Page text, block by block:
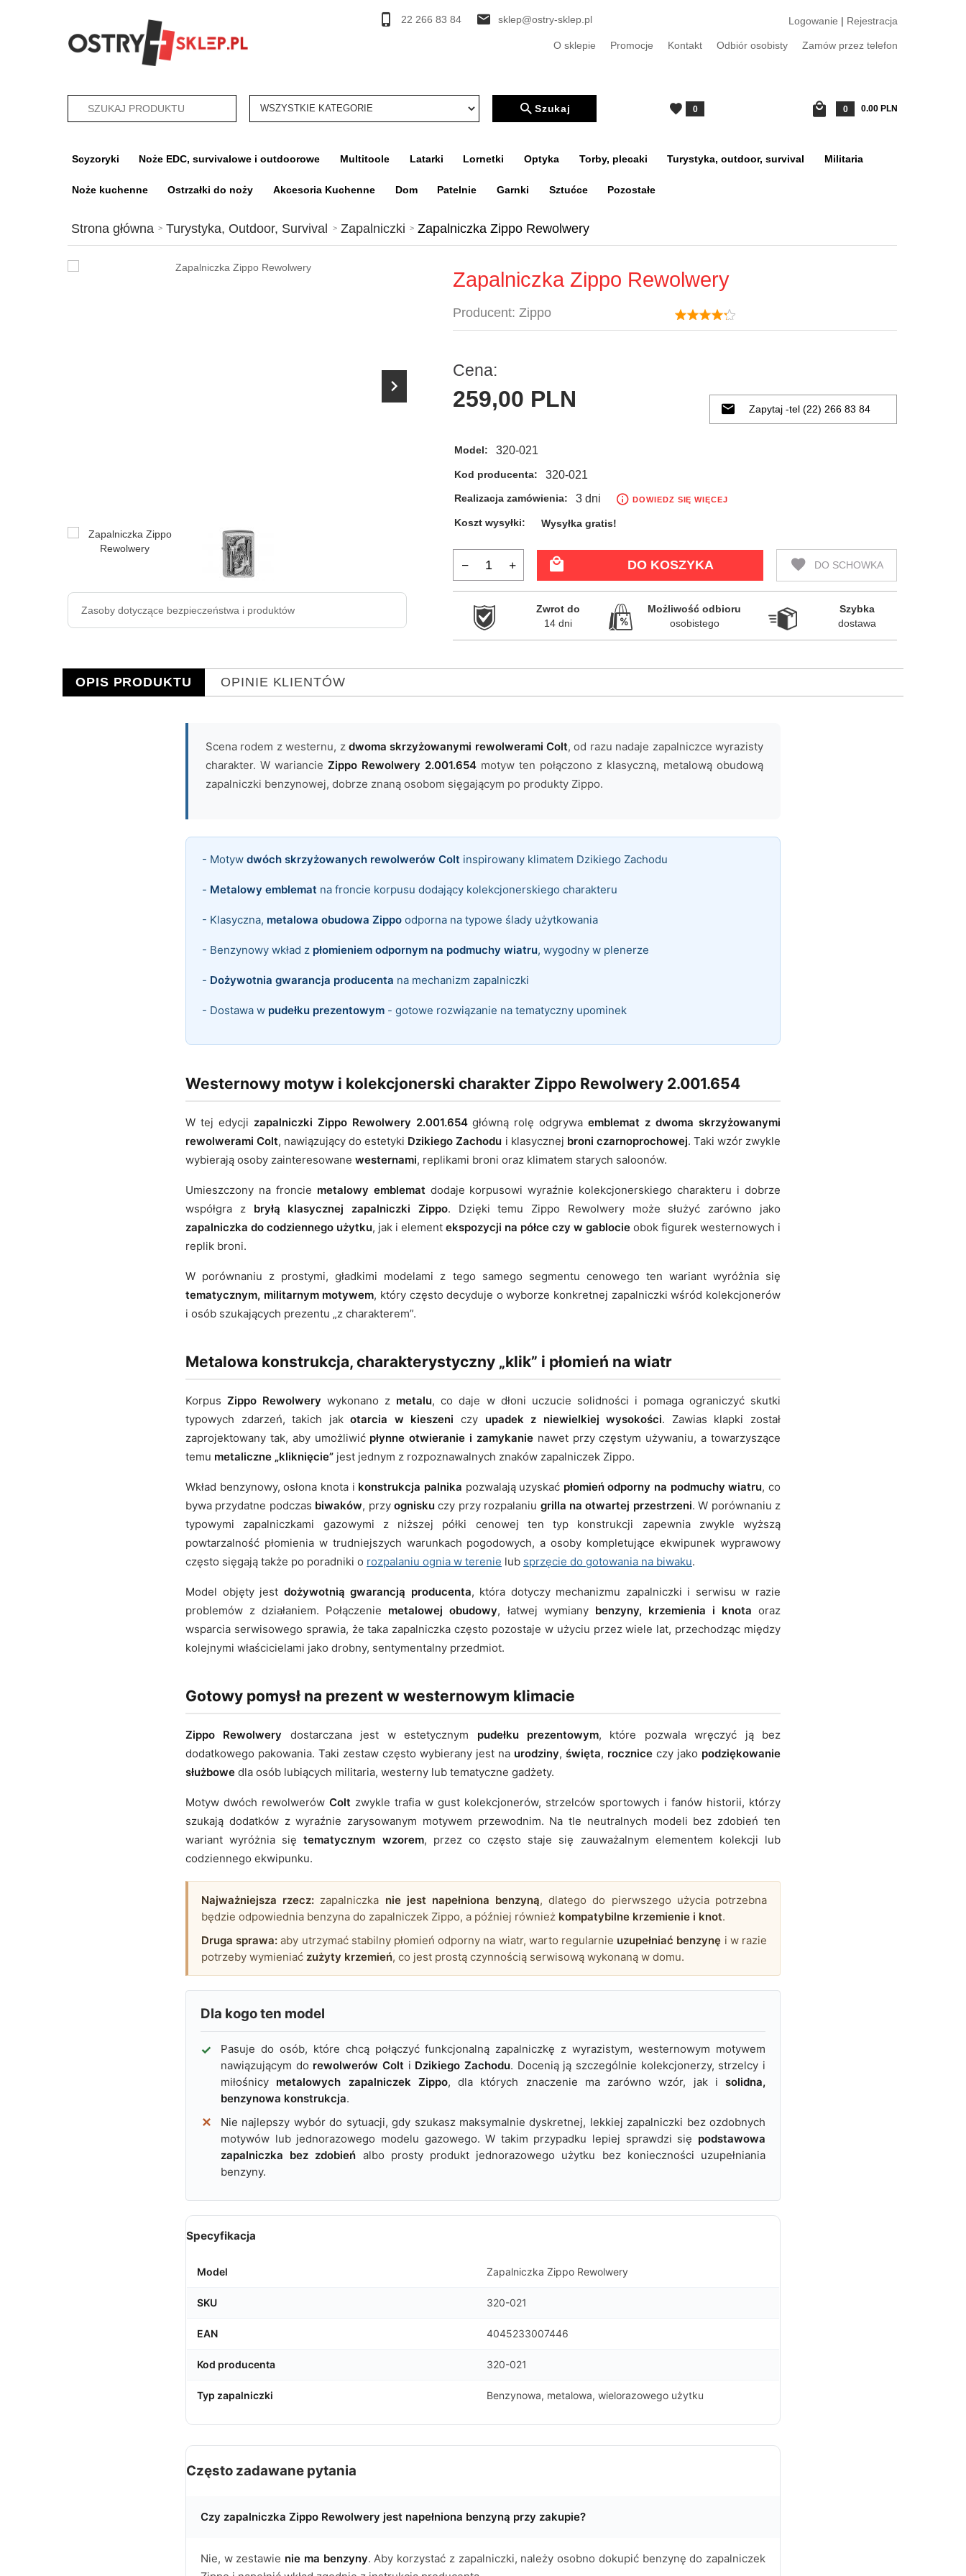
22 266 83 84 sklep@ostry-sklep.pl Logowanie | Rejestracja
O sklepie Promocje Kontakt Odbiór osobisty Zamów przez telefon
categories_searcher Szukaj 0 0.00PLN
Scyzoryki Noże EDC, survivalowe i outdoorowe Multitoole Latarki Lornetki Optyka Torby, plecaki Turystyka, outdoor, survival Militaria
Noże kuchenne Ostrzałki do noży Akcesoria Kuchenne Dom Patelnie Garnki Sztućce Pozostałe
Strona główna Turystyka, Outdoor, Survival Zapalniczki Zapalniczka Zippo Rewolwery
Zasoby dotyczące bezpieczeństwa i produktów
Zapalniczka Zippo Rewolwery
Producent:Zippo
Cena:
259,00 PLN Zapytaj -tel (22) 266 83 84
Model: 320-021
Kod producenta: 320-021
Realizacja zamówienia: 3 dni DOWIEDZ SIĘ WIĘCEJ
Koszt wysyłki: Wysyłka gratis!
DO KOSZYKA DO SCHOWKA
Zwrot do
14 dni
Możliwość odbioru
osobistego
Szybka
dostawa
OPIS PRODUKTU OPINIE KLIENTÓW
Scena rodem z westernu, z dwoma skrzyżowanymi rewolwerami Colt, od razu nadaje zapalniczce wyrazisty
charakter. W wariancie Zippo Rewolwery 2.001.654 motyw ten połączono z klasyczną, metalową obudową
zapalniczki benzynowej, dobrze znaną osobom sięgającym po produkty Zippo.
- Motyw dwóch skrzyżowanych rewolwerów Colt inspirowany klimatem Dzikiego Zachodu
- Metalowy emblemat na froncie korpusu dodający kolekcjonerskiego charakteru
- Klasyczna, metalowa obudowa Zippo odporna na typowe ślady użytkowania
- Benzynowy wkład z płomieniem odpornym na podmuchy wiatru, wygodny w plenerze
- Dożywotnia gwarancja producenta na mechanizm zapalniczki
- Dostawa w pudełku prezentowym - gotowe rozwiązanie na tematyczny upominek
Westernowy motyw i kolekcjonerski charakter Zippo Rewolwery 2.001.654
W tej edycji zapalniczki Zippo Rewolwery 2.001.654główną rolę odgrywaemblemat z dwoma skrzyżowanymi
rewolwerami Colt, nawiązujący do estetyki Dzikiego Zachodu i klasycznej broni czarnoprochowej. Taki wzór zwykle
wybierają osoby zainteresowane westernami, replikami broni oraz klimatem starych saloonów.
Umieszczony na froncie metalowy emblematdodaje korpusowi wyraźnie kolekcjonerskiego charakteru i dobrze
współgra z bryłą klasycznej zapalniczki Zippo. Dzięki temu Zippo Rewolwery może służyć zarówno jako
zapalniczka do codziennego użytku, jak i element ekspozycji na półce czy w gablocie obok figurek westernowych i
replik broni.
W porównaniu z prostymi, gładkimi modelami z tego samego segmentu cenowego ten wariant wyróżnia się
tematycznym, militarnym motywem, który często decyduje o wyborze konkretnej zapalniczki wśród kolekcjonerów
i osób szukających prezentu „z charakterem”.
Metalowa konstrukcja, charakterystyczny „klik” i płomień na wiatr
KorpusZippo Rewolwery wykonano z metalu, co daje w dłoni uczucie solidności i pomaga ograniczyć skutki
typowych zdarzeń, takich jakotarcia w kieszeni czy upadek z niewielkiej wysokości. Zawias klapki został
zaprojektowany tak, aby umożliwić płynne otwieranie i zamykanienawet przy częstym używaniu, a towarzyszące
temu metaliczne „kliknięcie” jest jednym z rozpoznawalnych znaków zapalniczek Zippo.
Wkład benzynowy, osłona knota i konstrukcja palnika pozwalają uzyskać płomień odporny na podmuchy wiatru, co
bywa przydatne podczas biwaków, przyognisku czy przy rozpalaniu grilla na otwartej przestrzeni. W porównaniu z
typowymi zapalniczkami gazowymi z niższej półki cenowej ten typ konstrukcji zapewnia zwykle wyższą
powtarzalność płomienia w trudniejszych warunkach pogodowych, a osoby kompletujące ekwipunek wyprawowy
często sięgają także po poradniki o rozpalaniu ognia w terenie lub sprzęcie do gotowania na biwaku.
Model objęty jest dożywotnią gwarancją producenta, która dotyczy mechanizmu zapalniczki i serwisu w razie
problemów z działaniem. Połączenie metalowej obudowy, łatwej wymiany benzyny, krzemienia i knota oraz
wsparcia serwisowego sprawia, że taka zapalniczka często pozostaje w użyciu przez wiele lat, przechodząc między
kolejnymi właścicielami jako drobny, sentymentalny przedmiot.
Gotowy pomysł na prezent w westernowym klimacie
Zippo Rewolwery dostarczana jest w estetycznym pudełku prezentowym, które pozwala wręczyć ją bez
dodatkowego pakowania. Taki zestaw często wybierany jest na urodziny, święta, rocznice czy jako podziękowanie
służbowe dla osób lubiących militaria, westerny lub tematyczne gadżety.
Motyw dwóch rewolwerów Colt zwykle trafia w gust kolekcjonerów, strzelców sportowych i fanów historii, którzy
szukają dodatków z wyraźnie zarysowanym motywem przewodnim. Na tle neutralnych modeli bez zdobień ten
wariant wyróżnia siętematycznym wzorem, przez co często staje się zauważalnym elementem kolekcji lub
codziennego ekwipunku.
Najważniejsza rzecz: zapalniczka nie jest napełniona benzyną, dlatego do pierwszego użycia potrzebna
będzie odpowiednia benzyna do zapalniczek Zippo, a później również kompatybilne krzemienie i knot.
Druga sprawa: aby utrzymać stabilny płomień odporny na wiatr, warto regularnie uzupełniać benzynę i w razie
potrzeby wymieniać zużyty krzemień, co jest prostą czynnością serwisową wykonaną w domu.
Dla kogo ten model
Pasuje do osób, które chcą połączyć funkcjonalną zapalniczkę z wyrazistym, westernowym motywem
nawiązującym do rewolwerów Colt i Dzikiego Zachodu. Docenią ją szczególnie kolekcjonerzy, strzelcy i
miłośnicy metalowych zapalniczek Zippo, dla których znaczenie ma zarówno wzór, jak i solidna,
benzynowa konstrukcja.
Nie najlepszy wybór do sytuacji, gdy szukasz maksymalnie dyskretnej, lekkiej zapalniczki bez ozdobnych
motywów lub jednorazowego modelu gazowego. W takim przypadku lepiej sprawdzi się podstawowa
zapalniczka bez zdobień albo prosty produkt jednorazowego użytku bez konieczności uzupełniania
benzyny.
Specyfikacja
Model Zapalniczka Zippo Rewolwery
SKU 320-021
EAN 4045233007446
Kod producenta 320-021
Typ zapalniczki Benzynowa, metalowa, wielorazowego użytku
Często zadawane pytania
Czy zapalniczka Zippo Rewolwery jest napełniona benzyną przy zakupie?
Nie, w zestawie nie ma benzyny. Aby korzystać z zapalniczki, należy osobno dokupić benzynę do zapalniczek